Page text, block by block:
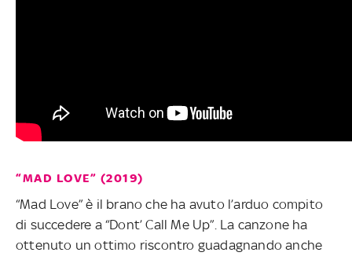
“MAD LOVE” (2019)
“Mad Love” è il brano che ha avuto l’arduo compito
di succedere a “Dont’ Call Me Up”. La canzone ha
ottenuto un ottimo riscontro guadagnando anche